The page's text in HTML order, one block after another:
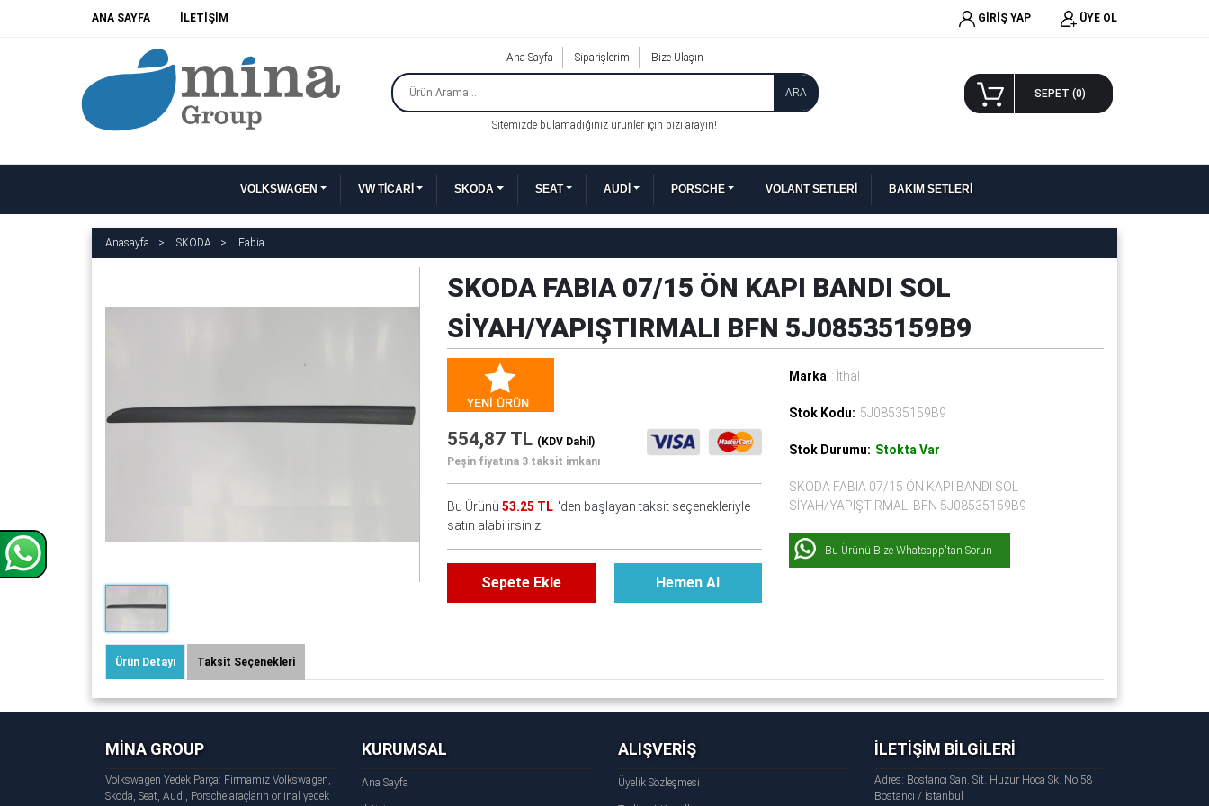
ANA SAYFA İLETİŞİM GİRİŞ YAP ÜYE OL
Ana Sayfa Siparişlerim Bize Ulaşın
ARA
Sitemizde bulamadığınız ürünler için bizi arayın!
SEPET (0)
VOLKSWAGEN VW TİCARİ SKODA SEAT AUDİ PORSCHE VOLANT SETLERİ BAKIM SETLERİ
Anasayfa SKODA Fabia
SKODA FABIA 07/15 ÖN KAPI BANDI SOL
SİYAH/YAPIŞTIRMALI BFN 5J08535159B9
554,87 TL (KDV Dahil)
Peşin fiyatına 3 taksit imkanı
Bu Ürünü 53.25 TL 'den başlayan taksit seçenekleriyle
satın alabilirsiniz.
Sepete Ekle Hemen Al
Marka : İthal
Stok Kodu: 5J08535159B9
Stok Durumu: Stokta Var
SKODA FABIA 07/15 ÖN KAPI BANDI SOL
SİYAH/YAPIŞTIRMALI BFN 5J08535159B9
Bu Ürünü Bize Whatsapp'tan Sorun
Ürün Detayı Taksit Seçenekleri
MİNA GROUP
Volkswagen Yedek Parça: Firmamız Volkswagen,
Skoda, Seat, Audi, Porsche araçların orjinal yedek
KURUMSAL
Ana Sayfa
ALIŞVERİŞ
Üyelik Sözleşmesi
İLETİŞİM BİLGİLERİ
Adres: Bostancı San. Sit. Huzur Hoca Sk. No:58
Bostancı / İstanbul